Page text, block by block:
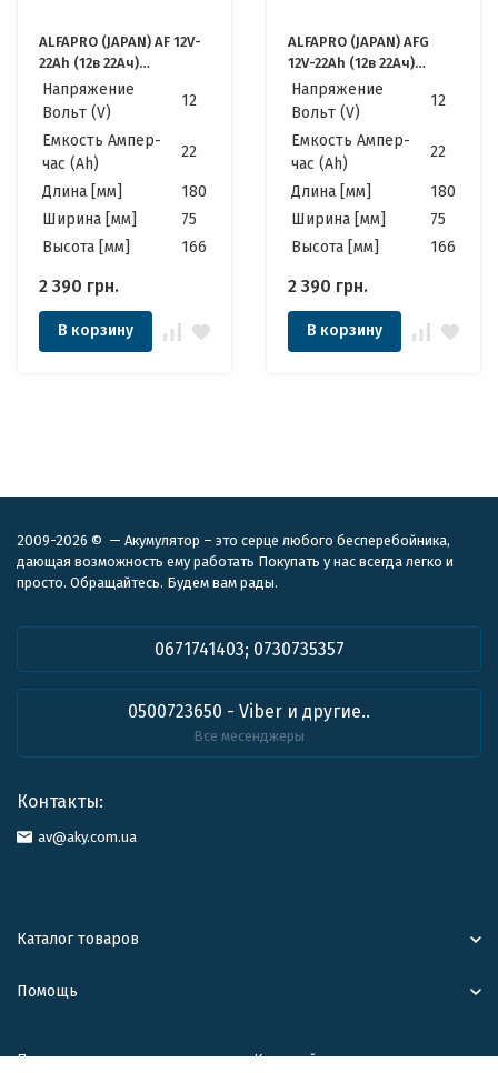
ALFAPRO (JAPAN) AF 12V-
22Ah (12в 22Ач)
Аккумулятор
Напряжение
Вольт (V)
12
Емкость Ампер-
час (Ah)
22
Длина [мм]
180
Ширина [мм]
75
Высота [мм]
166
2 390 грн.
В корзину
ALFAPRO (JAPAN) AFG
12V-22Ah (12в 22Ач)
Аккумулятор
Напряжение
Вольт (V)
12
Емкость Ампер-
час (Ah)
22
Длина [мм]
180
Ширина [мм]
75
Высота [мм]
166
2 390 грн.
В корзину
2009-2026 © — Акумулятор – это серце любого бесперебойника,
дающая возможность ему работать Покупать у нас всегда легко и
просто. Обращайтесь. Будем вам рады.
0671741403; 0730735357
0500723650 - Viber и другие..
Все месенджеры
Контакты:
av@aky.com.ua
Каталог товаров
Помощь
Политика персональных данных Карта сайта